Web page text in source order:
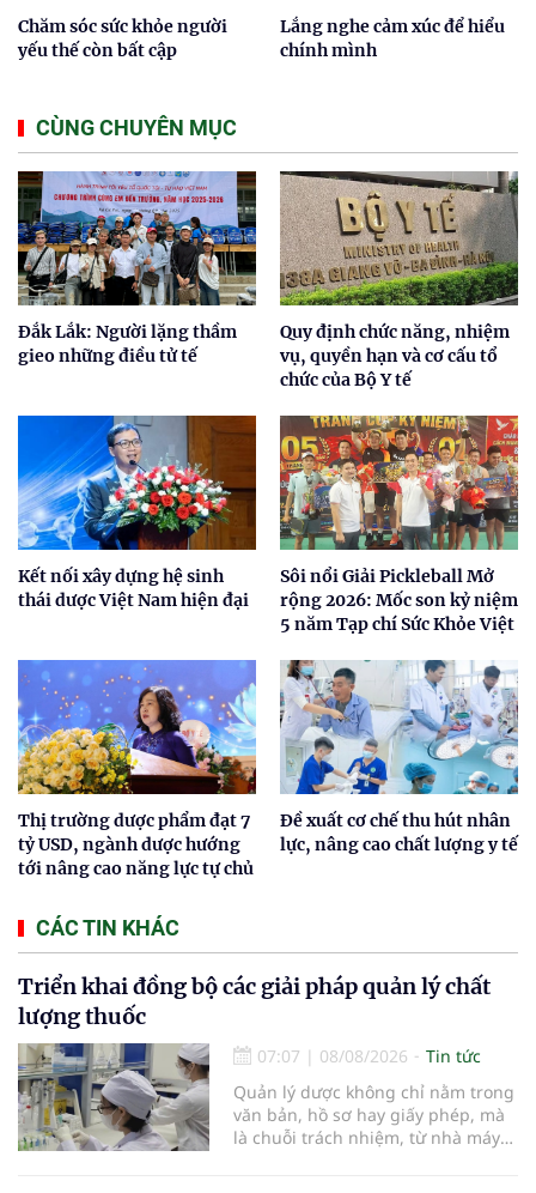
Chăm sóc sức khỏe người
yếu thế còn bất cập
Lắng nghe cảm xúc để hiểu
chính mình
CÙNG CHUYÊN MỤC
Đắk Lắk: Người lặng thầm
gieo những điều tử tế
Quy định chức năng, nhiệm
vụ, quyền hạn và cơ cấu tổ
chức của Bộ Y tế
Kết nối xây dựng hệ sinh
thái dược Việt Nam hiện đại
Sôi nổi Giải Pickleball Mở
rộng 2026: Mốc son kỷ niệm
5 năm Tạp chí Sức Khỏe Việt
Thị trường dược phẩm đạt 7
tỷ USD, ngành dược hướng
tới nâng cao năng lực tự chủ
Đề xuất cơ chế thu hút nhân
lực, nâng cao chất lượng y tế
CÁC TIN KHÁC
Triển khai đồng bộ các giải pháp quản lý chất
lượng thuốc
07:07 | 08/08/2026
Tin tức
Quản lý dược không chỉ nằm trong
văn bản, hồ sơ hay giấy phép, mà
là chuỗi trách nhiệm, từ nhà máy